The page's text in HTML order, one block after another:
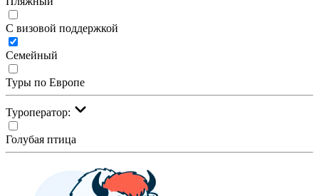
С визовой поддержкой
Семейный
Туры по Европе
Туроператор:
Голубая птица